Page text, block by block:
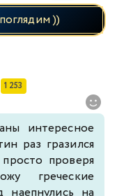
))
1 253
интересное
раз гразился
проверя
греческие